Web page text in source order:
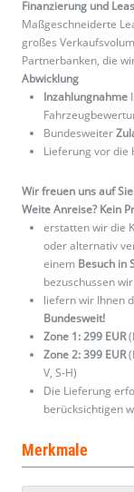
Finanzierung und
Maßgeschneiderte
großes
Partnerbanken, die
Abwicklung
Inzahlungnahme
Bundesweiter
Lieferung vor die
Wir freuen uns auf
Weite Anreise? Kein
erstatten wir die
oder alternativ
einem Besuch in
bezuschussen
liefern wir Ihnen
Bundesweit!
Zone 1: 299 EUR
Zone 2: 399 EUR
V, S-H)
Die Lieferung
berücksichtigen
Merkmale